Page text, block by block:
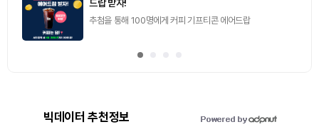
드랍 받자!
추첨을 통해 100명에게 커피 기프티콘 에어드랍
빅데이터 추천정보